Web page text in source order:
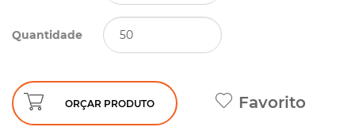
Quantidade
ORÇAR PRODUTO Favorito